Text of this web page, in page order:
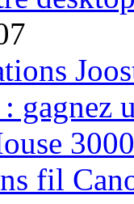
gagnez
3000
fil